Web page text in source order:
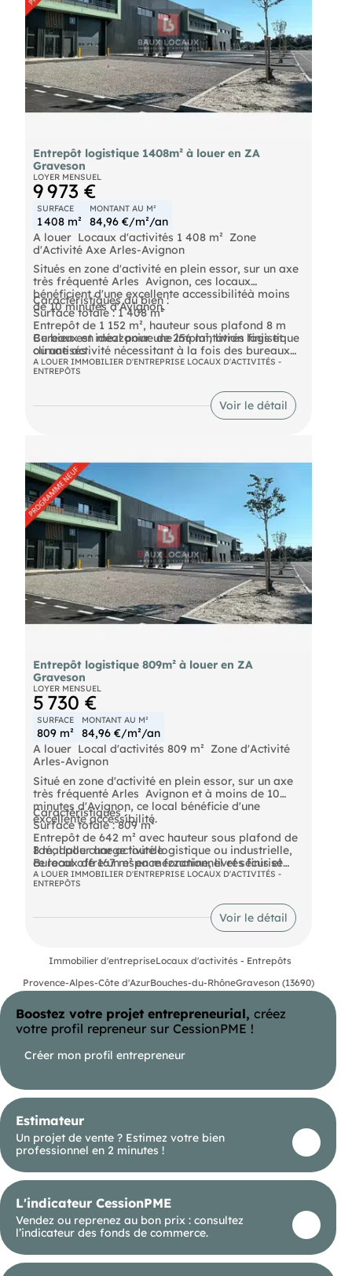
Entrepôt logistique 1408m² à louer en ZA
Graveson
LOYER MENSUEL
9 973 €
SURFACE
1 408 m²
MONTANT AU M²
84,96 €/m²/an
A louer  Locaux d'activités 1 408 m²  Zone
d'Activité Axe Arles-Avignon
Situés en zone d'activité en plein essor, sur un axe
très fréquenté Arles  Avignon, ces locaux
bénéficient d'une excellente accessibilitéà moins
de 10 minutes d'Avignon.
Caractéristiques du bien :
Surface totale : 1 408 m²
Entrepôt de 1 152 m², hauteur sous plafond 8 m
Bureaux en mezzanine de 256 m², livrés finis et
climatisés
Quais de déchargement avec 2 portes
sectionnelles : une à quai, l'autre de plain-pied
Terrain clos avec places de parking privatives
Ce bien est idéal pour une implantation logistique
ou une activité nécessitant à la fois des bureaux
fonctionnels et un entrepôt spacieux, dans une
zone dynamique et en développement.
A LOUER IMMOBILIER D'ENTREPRISE LOCAUX D'ACTIVITÉS -
ENTREPÔTS
Voir le détail
Entrepôt logistique 809m² à louer en ZA
Graveson
LOYER MENSUEL
5 730 €
SURFACE
809 m²
MONTANT AU M²
84,96 €/m²/an
A louer  Local d'activités 809 m²  Zone d'Activité
Arles-Avignon
Situé en zone d'activité en plein essor, sur un axe
très fréquenté Arles  Avignon et à moins de 10
minutes d'Avignon, ce local bénéficie d'une
excellente accessibilité.
Caractéristiques :
Surface totale : 809 m²
Entrepôt de 642 m² avec hauteur sous plafond de
8 m, dalle charge lourde
Bureaux de 167 m² en mezzanine, livrés finis et
climatisés
Quais de déchargement avec 2 portes
sectionnelles : une à quai, l'autre de plain-pied
Terrain clos avec places de parking privatives
Idéal pour une activité logistique ou industrielle,
ce local offre un espace fonctionnel et sécurisé
dans une zone dynamique et en développement.
A LOUER IMMOBILIER D'ENTREPRISE LOCAUX D'ACTIVITÉS -
ENTREPÔTS
Voir le détail
Immobilier d'entrepriseLocaux d'activités - Entrepôts
Provence-Alpes-Côte d'AzurBouches-du-RhôneGraveson (13690)
Boostez votre projet entrepreneurial, créez
votre profil repreneur sur CessionPME !
Créer mon profil entrepreneur
Estimateur
Un projet de vente ? Estimez votre bien
professionnel en 2 minutes !
L'indicateur CessionPME
Vendez ou reprenez au bon prix : consultez
l’indicateur des fonds de commerce.